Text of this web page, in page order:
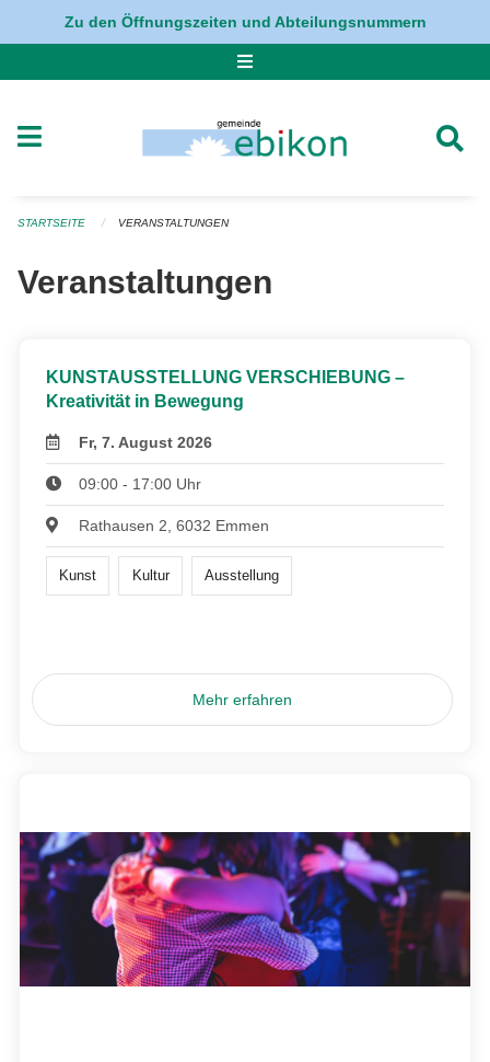
Navigation überspringen
Zu den Öffnungszeiten und Abteilungsnummern
STARTSEITE VERANSTALTUNGEN
Veranstaltungen
KUNSTAUSSTELLUNG VERSCHIEBUNG –
Kreativität in Bewegung
Fr, 7. August 2026
09:00 - 17:00 Uhr
Rathausen 2, 6032 Emmen
Kunst Kultur Ausstellung
Mehr erfahren